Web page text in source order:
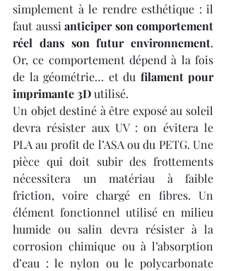
simplement à le rendre esthétique : il
faut aussi anticiper son comportement
réel dans son futur environnement.
Or, ce comportement dépend à la fois
de la géométrie… et du filament pour
imprimante 3D utilisé.
Un objet destiné à être exposé au soleil
devra résister aux UV : on évitera le
PLA au profit de l’ASA ou du PETG. Une
pièce qui doit subir des frottements
nécessitera un matériau à faible
friction, voire chargé en fibres. Un
élément fonctionnel utilisé en milieu
humide ou salin devra résister à la
corrosion chimique ou à l’absorption
d’eau : le nylon ou le polycarbonate